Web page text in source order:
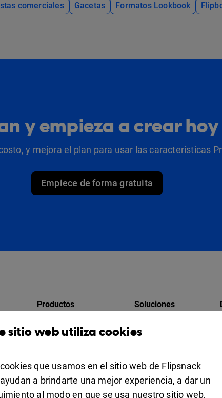
comerciales Gacetas Formatos Lookbook
y empieza a crear
y mejora el plan para usar las características
Empiece de forma gratuita
Productos
Design Studio
Apps
Soluciones
Colaboración
For education
sitio web utiliza cookies
que usamos en el sitio web de Flipsnack
a brindarte una mejor experiencia, a dar un
al modo en que se usa nuestro sitio web,